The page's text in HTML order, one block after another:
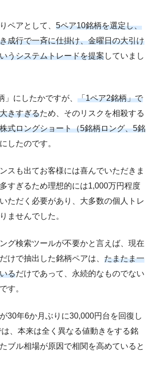
ペアとして、 5ペア10銘柄を選定し、
成行で一斉に仕掛け、金曜日の大引け
うシステムトレードを提案していまし
」にしたかですが、 「1ペア2銘柄」で
きすぎるため、そのリスクを相殺する
式ロングショート（5銘柄ロング、5銘
したのです。
スも出てお客様には喜んでいただきま
すぎるため理想的には1,000万円程度
ただく必要があり、大多数の個人トレ
ませんでした。
グ検索ツールが不要かと言えば、現在
けで抽出した銘柄ペアは、 たまたま一
るだけであって、永続的なものでない
す。
30年6か月ぶりに30,000円台を回復し
、本来は全く異なる値動きをする銘
ブル相場が原因で相関を高めていると